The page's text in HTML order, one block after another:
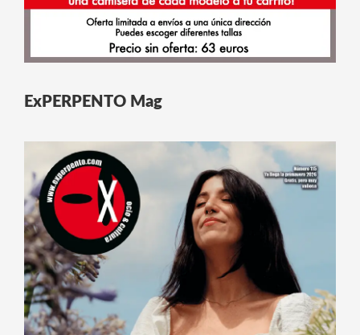
ExPERPENTO Mag